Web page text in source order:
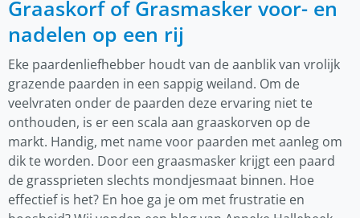
Graaskorf of Grasmasker voor- en
nadelen op een rij
Eke paardenliefhebber houdt van de aanblik van vrolijk
grazende paarden in een sappig weiland. Om de
veelvraten onder de paarden deze ervaring niet te
onthouden, is er een scala aan graaskorven op de
markt. Handig, met name voor paarden met aanleg om
dik te worden. Door een graasmasker krijgt een paard
de grassprieten slechts mondjesmaat binnen. Hoe
effectief is het? En hoe ga je om met frustratie en